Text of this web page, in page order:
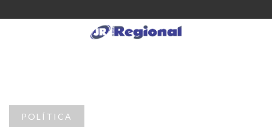
POLÍTICA